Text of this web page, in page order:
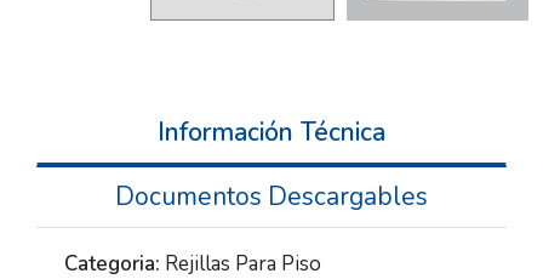
Información Técnica
Documentos Descargables
Categoria: Rejillas Para Piso